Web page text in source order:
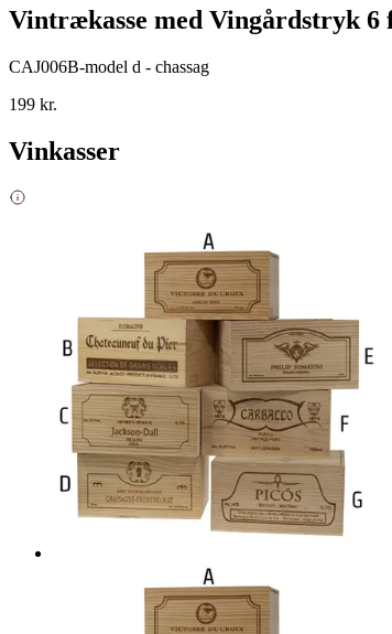
Vintrækasse med Vingårdstryk 6
CAJ006B-model d - chassag
199 kr.
Vinkasser